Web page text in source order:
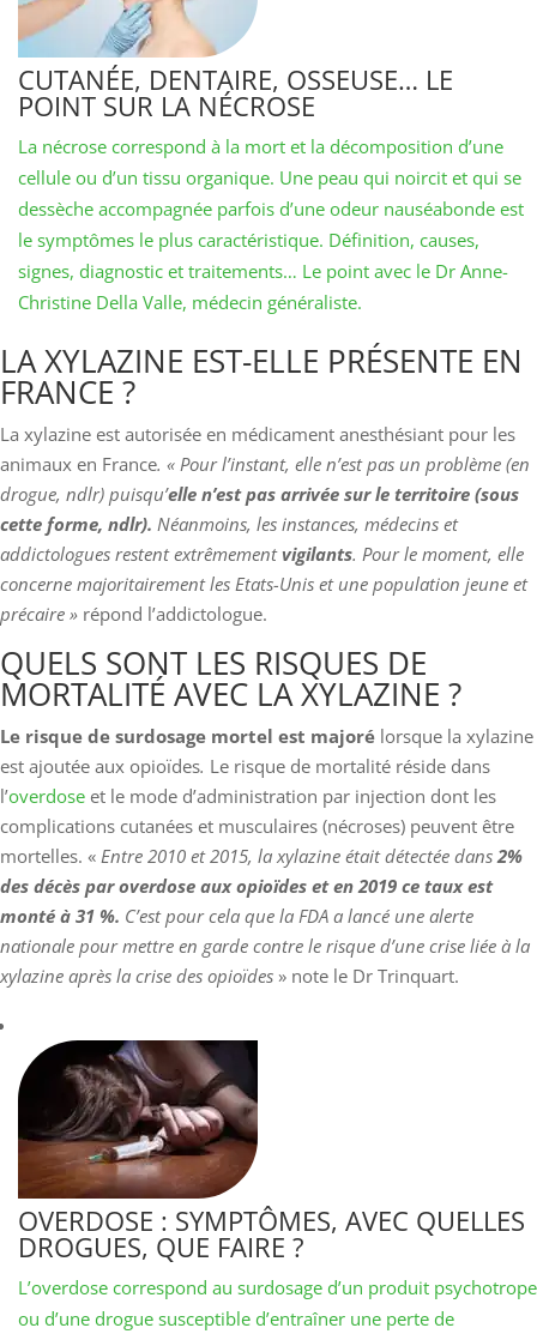
CUTANÉE, DENTAIRE, OSSEUSE… LE
POINT SUR LA NÉCROSE
La nécrose correspond à la mort et la décomposition d’une
cellule ou d’un tissu organique. Une peau qui noircit et qui se
dessèche accompagnée parfois d’une odeur nauséabonde est
le symptômes le plus caractéristique. Définition, causes,
signes, diagnostic et traitements… Le point avec le Dr Anne-
Christine Della Valle, médecin généraliste.
LA XYLAZINE EST-ELLE PRÉSENTE EN
FRANCE ?
La xylazine est autorisée en médicament anesthésiant pour les
animaux en France. « Pour l’instant, elle n’est pas un problème (en
drogue, ndlr) puisqu’elle n’est pas arrivée sur le territoire (sous
cette forme, ndlr). Néanmoins, les instances, médecins et
addictologues restent extrêmementvigilants. Pour le moment, elle
concerne majoritairement les Etats-Unis et une population jeune et
précaire » répond l’addictologue.
QUELS SONT LES RISQUES DE
MORTALITÉ AVEC LA XYLAZINE ?
Le risque de surdosage mortel est majoré lorsque la xylazine
est ajoutée aux opioïdes. Le risque de mortalité réside dans
l’overdose et le mode d’administration par injection dont les
complications cutanées et musculaires (nécroses) peuvent être
mortelles. « Entre 2010 et 2015, la xylazine était détectée dans2%
des décès par overdose aux opioïdes et en 2019 ce taux est
monté à 31 %. C’est pour cela que la FDA a lancé une alerte
nationale pour mettre en garde contre le risque d’une crise liée à la
xylazine après la crise des opioïdes » note le Dr Trinquart.
OVERDOSE : SYMPTÔMES, AVEC QUELLES
DROGUES, QUE FAIRE ?
L’overdose correspond au surdosage d’un produit psychotrope
ou d’une drogue susceptible d’entraîner une perte de